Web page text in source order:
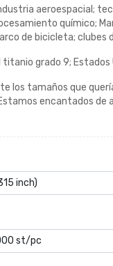
aeroespacial;
químico;
de bicicleta; clubes
titanio grado 9;
los tamaños que
encantados de